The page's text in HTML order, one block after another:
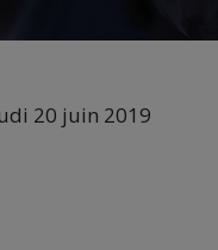
20 juin 2019